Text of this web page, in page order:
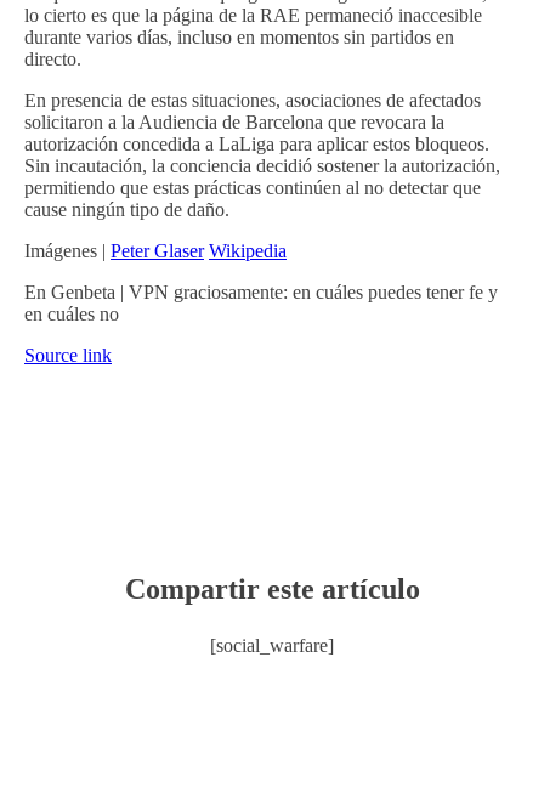
lo cierto es que la página de la RAE permaneció inaccesible
durante varios días, incluso en momentos sin partidos en
directo.
En presencia de estas situaciones, asociaciones de afectados
solicitaron a la Audiencia de Barcelona que revocara la
autorización concedida a LaLiga para aplicar estos bloqueos.
Sin incautación, la conciencia decidió sostener la autorización,
permitiendo que estas prácticas continúen al no detectar que
cause ningún tipo de daño.
Imágenes | Peter Glaser Wikipedia
En Genbeta | VPN graciosamente: en cuáles puedes tener fe y
en cuáles no
Source link
Compartir este artículo
[social_warfare]